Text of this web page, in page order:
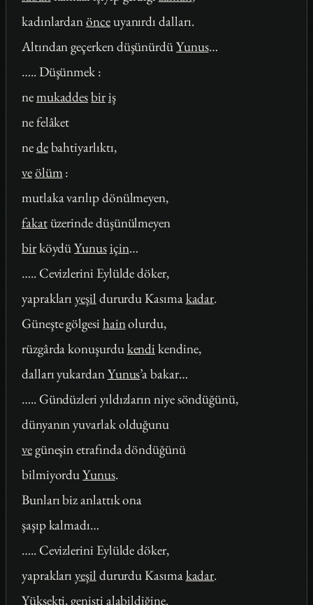
kadınlardanönceuyanırdı dalları.
Altından geçerken düşünürdüYunus…
….. Düşünmek :
nemukaddesbiriş
ne felâket
nedebahtiyarlıktı,
veölüm:
mutlaka varılıp dönülmeyen,
fakatüzerinde düşünülmeyen
birköydüYunusiçin…
….. Cevizlerini Eylülde döker,
yapraklarıyeşil dururdu Kasımakadar.
Güneşte gölgesi hainolurdu,
rüzgârda konuşurdukendi kendine,
dalları yukardanYunus’a bakar…
….. Gündüzleri yıldızların niye söndüğünü,
dünyanın yuvarlak olduğunu
vegüneşin etrafında döndüğünü
bilmiyorduYunus.
Bunları biz anlattık ona
şaşıp kalmadı…
….. Cevizlerini Eylülde döker,
yapraklarıyeşil dururdu Kasımakadar.
Yüksekti, genişti alabildiğine.